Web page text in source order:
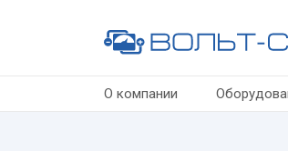
О компании